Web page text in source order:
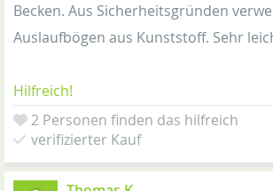
Becken. Aus Sicherheitsgründen
Auslaufbögen aus Kunststoff. Sehr
Hilfreich!
2 Personen finden das hilfreich
verifizierter Kauf